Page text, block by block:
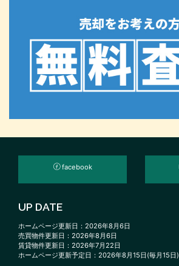
facebook
UP DATE
ホームページ更新日：2026年8月6日
売買物件更新日：2026年8月6日
賃貸物件更新日：2026年7月22日
ホームページ更新予定日：2026年8月15日(毎月15日)